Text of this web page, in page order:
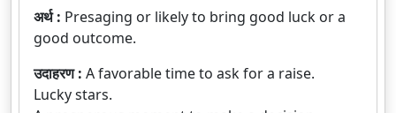
अर्थ : Presaging or likely to bring good luck or a
good outcome.
उदाहरण : A favorable time to ask for a raise.
Lucky stars.